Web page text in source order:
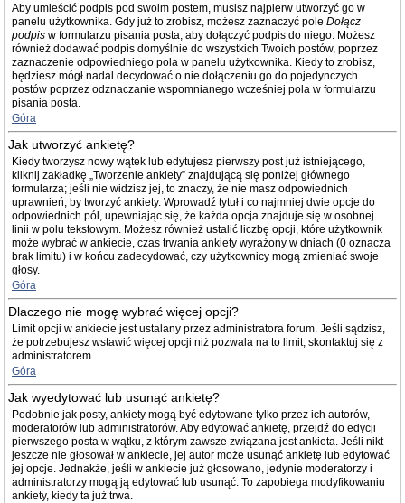
Aby umieścić podpis pod swoim postem, musisz najpierw utworzyć go w
panelu użytkownika. Gdy już to zrobisz, możesz zaznaczyć pole Dołącz
podpis w formularzu pisania posta, aby dołączyć podpis do niego. Możesz
również dodawać podpis domyślnie do wszystkich Twoich postów, poprzez
zaznaczenie odpowiedniego pola w panelu użytkownika. Kiedy to zrobisz,
będziesz mógł nadal decydować o nie dołączeniu go do pojedynczych
postów poprzez odznaczanie wspomnianego wcześniej pola w formularzu
pisania posta.
Góra
Jak utworzyć ankietę?
Kiedy tworzysz nowy wątek lub edytujesz pierwszy post już istniejącego,
kliknij zakładkę „Tworzenie ankiety” znajdującą się poniżej głównego
formularza; jeśli nie widzisz jej, to znaczy, że nie masz odpowiednich
uprawnień, by tworzyć ankiety. Wprowadź tytuł i co najmniej dwie opcje do
odpowiednich pól, upewniając się, że każda opcja znajduje się w osobnej
linii w polu tekstowym. Możesz również ustalić liczbę opcji, które użytkownik
może wybrać w ankiecie, czas trwania ankiety wyrażony w dniach (0 oznacza
brak limitu) i w końcu zadecydować, czy użytkownicy mogą zmieniać swoje
głosy.
Góra
Dlaczego nie mogę wybrać więcej opcji?
Limit opcji w ankiecie jest ustalany przez administratora forum. Jeśli sądzisz,
że potrzebujesz wstawić więcej opcji niż pozwala na to limit, skontaktuj się z
administratorem.
Góra
Jak wyedytować lub usunąć ankietę?
Podobnie jak posty, ankiety mogą być edytowane tylko przez ich autorów,
moderatorów lub administratorów. Aby edytować ankietę, przejdź do edycji
pierwszego posta w wątku, z którym zawsze związana jest ankieta. Jeśli nikt
jeszcze nie głosował w ankiecie, jej autor może usunąć ankietę lub edytować
jej opcje. Jednakże, jeśli w ankiecie już głosowano, jedynie moderatorzy i
administratorzy mogą ją edytować lub usunąć. To zapobiega modyfikowaniu
ankiety, kiedy ta już trwa.